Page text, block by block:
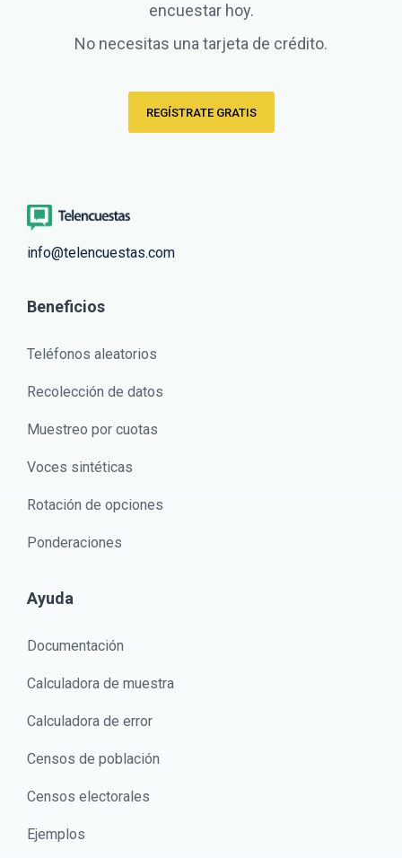
encuestar hoy.
No necesitas una tarjeta de crédito.
REGÍSTRATE GRATIS
info@telencuestas.com
Beneficios
Teléfonos aleatorios
Recolección de datos
Muestreo por cuotas
Voces sintéticas
Rotación de opciones
Ponderaciones
Ayuda
Documentación
Calculadora de muestra
Calculadora de error
Censos de población
Censos electorales
Ejemplos